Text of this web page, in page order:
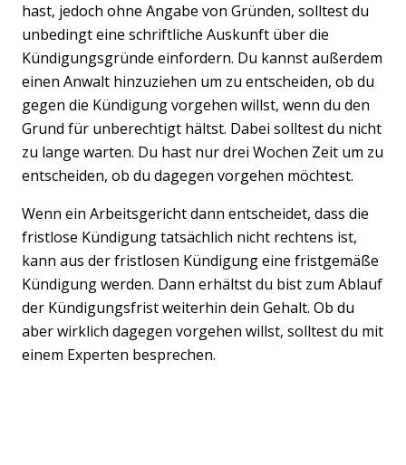
hast, jedoch ohne Angabe von Gründen, solltest du
unbedingt eine schriftliche Auskunft über die
Kündigungsgründe einfordern. Du kannst außerdem
einen Anwalt hinzuziehen um zu entscheiden, ob du
gegen die Kündigung vorgehen willst, wenn du den
Grund für unberechtigt hältst. Dabei solltest du nicht
zu lange warten. Du hast nur drei Wochen Zeit um zu
entscheiden, ob du dagegen vorgehen möchtest.
Wenn ein Arbeitsgericht dann entscheidet, dass die
fristlose Kündigung tatsächlich nicht rechtens ist,
kann aus der fristlosen Kündigung eine fristgemäße
Kündigung werden. Dann erhältst du bist zum Ablauf
der Kündigungsfrist weiterhin dein Gehalt. Ob du
aber wirklich dagegen vorgehen willst, solltest du mit
einem Experten besprechen.